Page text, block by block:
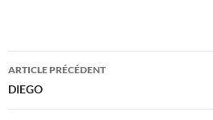
Navigation
des
ARTICLE PRÉCÉDENT
DIEGO